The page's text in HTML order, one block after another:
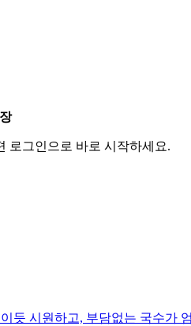
로그인으로 바로 시작하세요.
듯 시원하고, 부담없는 국수가